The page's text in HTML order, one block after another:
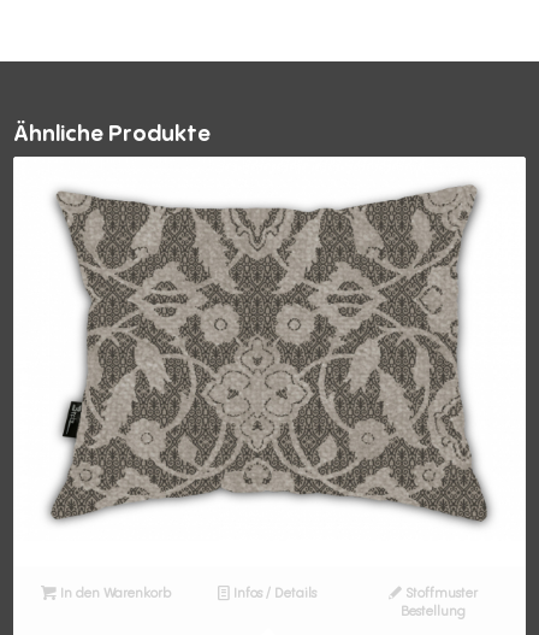
Ähnliche Produkte
In den Warenkorb Infos / Details
Stoffmuster
Bestellung